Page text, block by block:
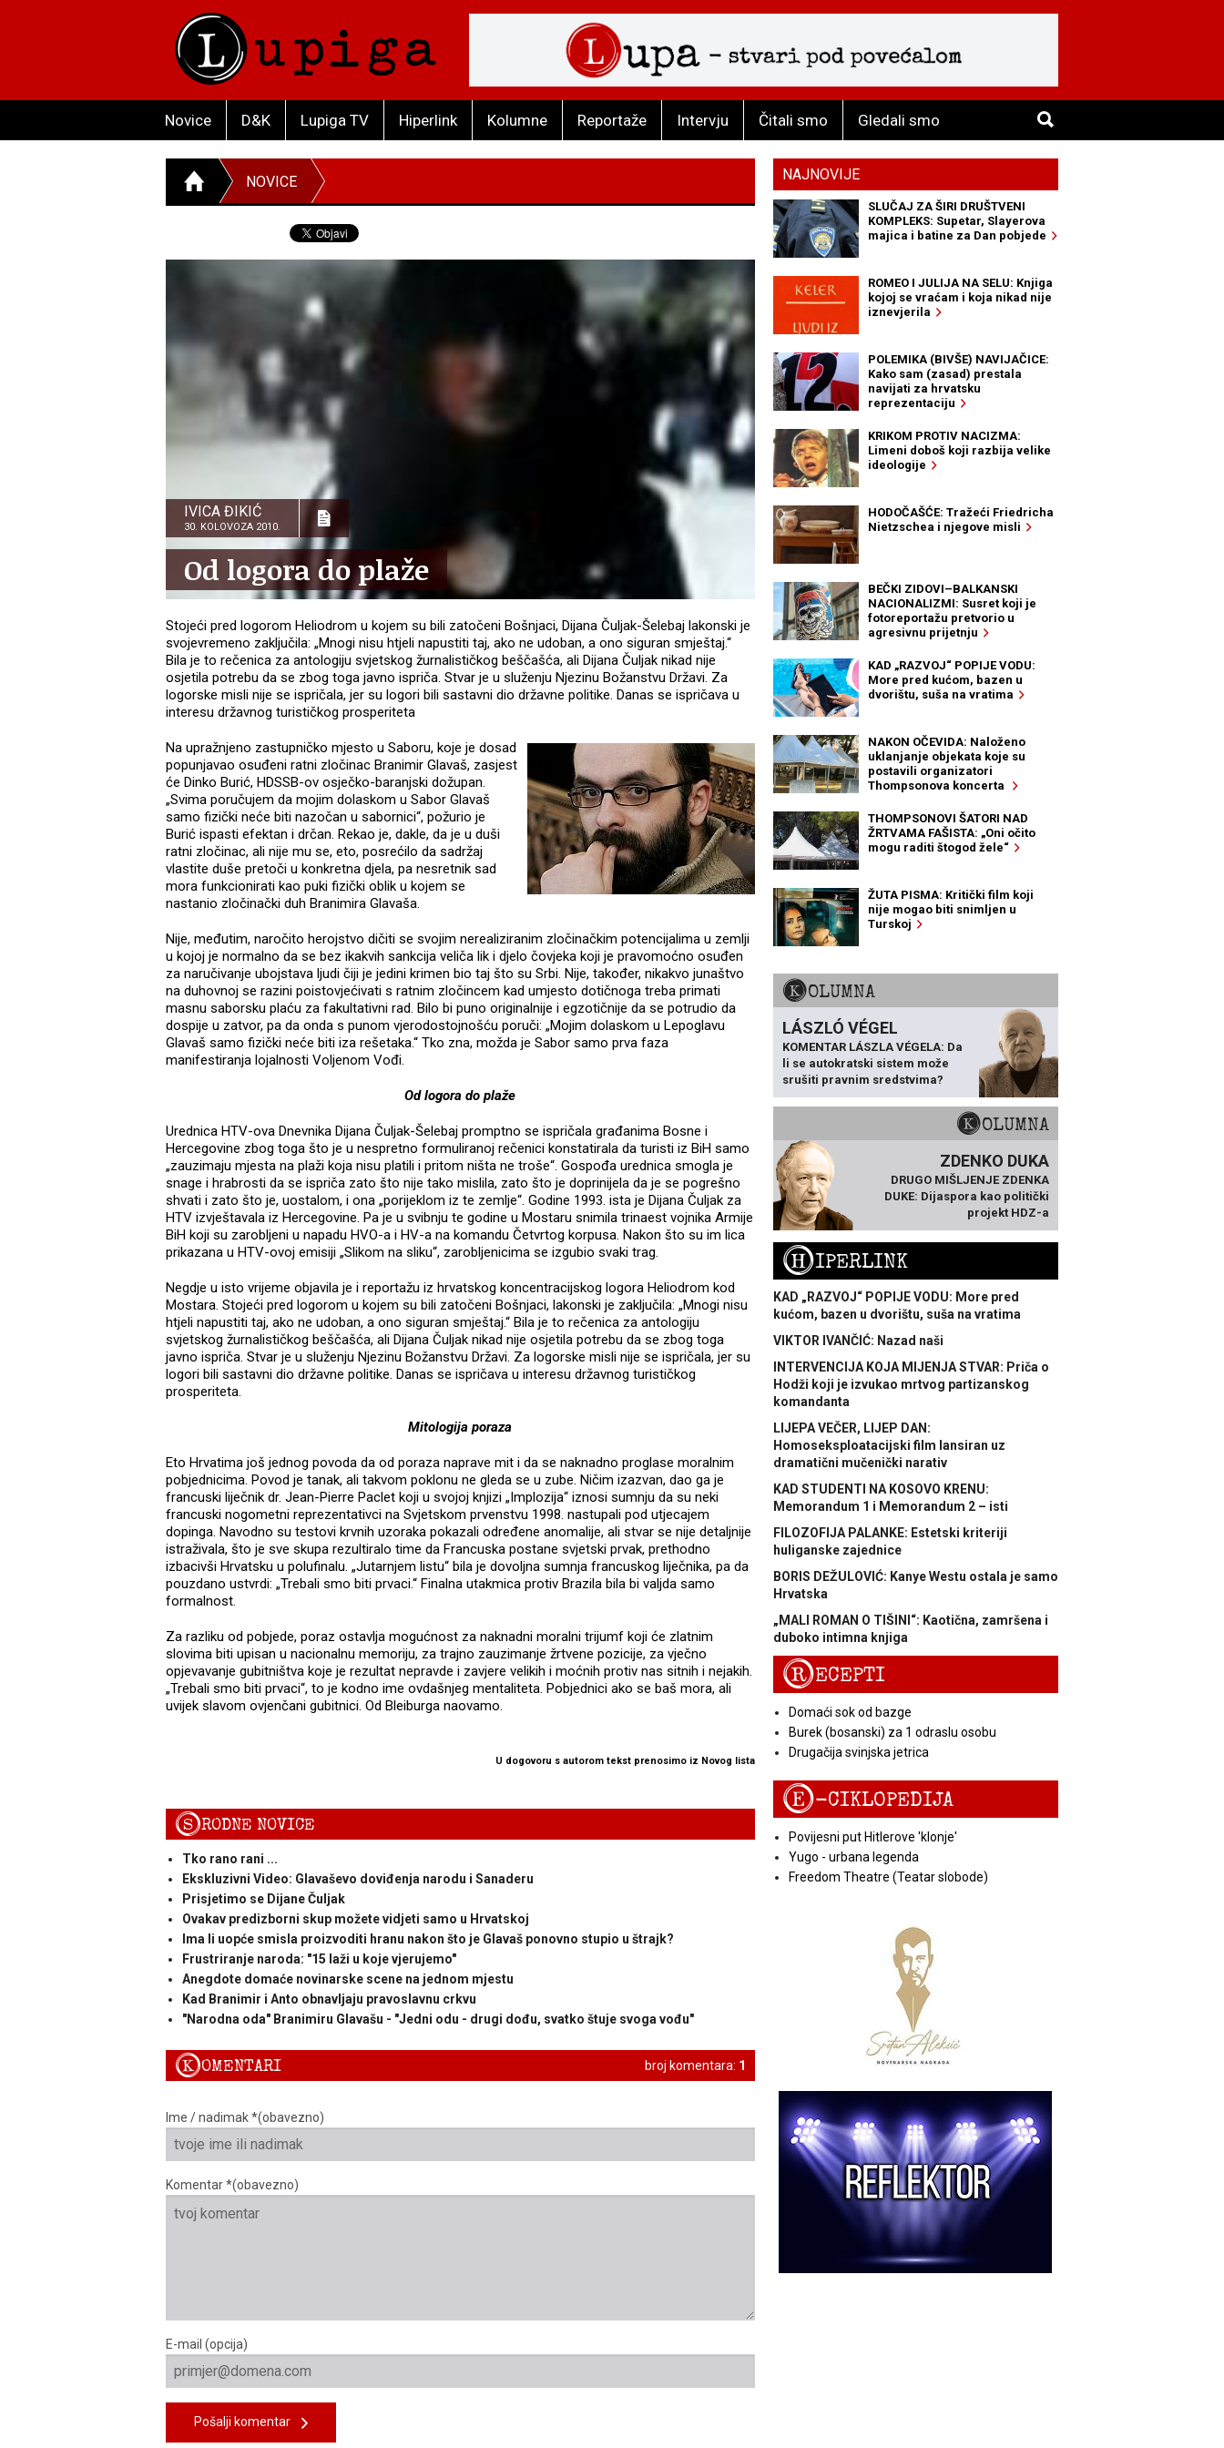
Novice D&K Lupiga TV Hiperlink Kolumne Reportaže Intervju Čitali smo Gledali smo
NOVICE
IVICA ĐIKIĆ
30. KOLOVOZA 2010.
Od logora do plaže
Stojeći pred logorom Heliodrom u kojem su bili zatočeni Bošnjaci, Dijana Čuljak-Šelebaj lakonski je
svojevremeno zaključila: „Mnogi nisu htjeli napustiti taj, ako ne udoban, a ono siguran smještaj.“
Bila je to rečenica za antologiju svjetskog žurnalističkog beščašća, ali Dijana Čuljak nikad nije
osjetila potrebu da se zbog toga javno ispriča. Stvar je u služenju Njezinu Božanstvu Državi. Za
logorske misli nije se ispričala, jer su logori bili sastavni dio državne politike. Danas se ispričava u
interesu državnog turističkog prosperiteta
Na upražnjeno zastupničko mjesto u Saboru, koje je dosad
popunjavao osuđeni ratni zločinac Branimir Glavaš, zasjest
će Dinko Burić, HDSSB-ov osječko-baranjski dožupan.
„Svima poručujem da mojim dolaskom u Sabor Glavaš
samo fizički neće biti nazočan u sabornici“, požurio je
Burić ispasti efektan i drčan. Rekao je, dakle, da je u duši
ratni zločinac, ali nije mu se, eto, posrećilo da sadržaj
vlastite duše pretoči u konkretna djela, pa nesretnik sad
mora funkcionirati kao puki fizički oblik u kojem se
nastanio zločinački duh Branimira Glavaša.
Nije, međutim, naročito herojstvo dičiti se svojim nerealiziranim zločinačkim potencijalima u zemlji
u kojoj je normalno da se bez ikakvih sankcija veliča lik i djelo čovjeka koji je pravomoćno osuđen
za naručivanje ubojstava ljudi čiji je jedini krimen bio taj što su Srbi. Nije, također, nikakvo junaštvo
na duhovnoj se razini poistovjećivati s ratnim zločincem kad umjesto dotičnoga treba primati
masnu saborsku plaću za fakultativni rad. Bilo bi puno originalnije i egzotičnije da se potrudio da
dospije u zatvor, pa da onda s punom vjerodostojnošću poruči: „Mojim dolaskom u Lepoglavu
Glavaš samo fizički neće biti iza rešetaka.“ Tko zna, možda je Sabor samo prva faza
manifestiranja lojalnosti Voljenom Vođi.
Od logora do plaže
Urednica HTV-ova Dnevnika Dijana Čuljak-Šelebaj promptno se ispričala građanima Bosne i
Hercegovine zbog toga što je u nespretno formuliranoj rečenici konstatirala da turisti iz BiH samo
„zauzimaju mjesta na plaži koja nisu platili i pritom ništa ne troše“. Gospođa urednica smogla je
snage i hrabrosti da se ispriča zato što nije tako mislila, zato što je doprinijela da je se pogrešno
shvati i zato što je, uostalom, i ona „porijeklom iz te zemlje“. Godine 1993. ista je Dijana Čuljak za
HTV izvještavala iz Hercegovine. Pa je u svibnju te godine u Mostaru snimila trinaest vojnika Armije
BiH koji su zarobljeni u napadu HVO-a i HV-a na komandu Četvrtog korpusa. Nakon što su im lica
prikazana u HTV-ovoj emisiji „Slikom na sliku“, zarobljenicima se izgubio svaki trag.
Negdje u isto vrijeme objavila je i reportažu iz hrvatskog koncentracijskog logora Heliodrom kod
Mostara. Stojeći pred logorom u kojem su bili zatočeni Bošnjaci, lakonski je zaključila: „Mnogi nisu
htjeli napustiti taj, ako ne udoban, a ono siguran smještaj.“ Bila je to rečenica za antologiju
svjetskog žurnalističkog beščašća, ali Dijana Čuljak nikad nije osjetila potrebu da se zbog toga
javno ispriča. Stvar je u služenju Njezinu Božanstvu Državi. Za logorske misli nije se ispričala, jer su
logori bili sastavni dio državne politike. Danas se ispričava u interesu državnog turističkog
prosperiteta.
Mitologija poraza
Eto Hrvatima još jednog povoda da od poraza naprave mit i da se naknadno proglase moralnim
pobjednicima. Povod je tanak, ali takvom poklonu ne gleda se u zube. Ničim izazvan, dao ga je
francuski liječnik dr. Jean-Pierre Paclet koji u svojoj knjizi „Implozija“ iznosi sumnju da su neki
francuski nogometni reprezentativci na Svjetskom prvenstvu 1998. nastupali pod utjecajem
dopinga. Navodno su testovi krvnih uzoraka pokazali određene anomalije, ali stvar se nije detaljnije
istraživala, što je sve skupa rezultiralo time da Francuska postane svjetski prvak, prethodno
izbacivši Hrvatsku u polufinalu. „Jutarnjem listu“ bila je dovoljna sumnja francuskog liječnika, pa da
pouzdano ustvrdi: „Trebali smo biti prvaci.“ Finalna utakmica protiv Brazila bila bi valjda samo
formalnost.
Za razliku od pobjede, poraz ostavlja mogućnost za naknadni moralni trijumf koji će zlatnim
slovima biti upisan u nacionalnu memoriju, za trajno zauzimanje žrtvene pozicije, za vječno
opjevavanje gubitništva koje je rezultat nepravde i zavjere velikih i moćnih protiv nas sitnih i nejakih.
„Trebali smo biti prvaci“, to je kodno ime ovdašnjeg mentaliteta. Pobjednici ako se baš mora, ali
uvijek slavom ovjenčani gubitnici. Od Bleiburga naovamo.
U dogovoru s autorom tekst prenosimo iz Novog lista
SRODNE NOVICE
Tko rano rani ...
Ekskluzivni Video: Glavaševo doviđenja narodu i Sanaderu
Prisjetimo se Dijane Čuljak
Ovakav predizborni skup možete vidjeti samo u Hrvatskoj
Ima li uopće smisla proizvoditi hranu nakon što je Glavaš ponovno stupio u štrajk?
Frustriranje naroda: "15 laži u koje vjerujemo"
Anegdote domaće novinarske scene na jednom mjestu
Kad Branimir i Anto obnavljaju pravoslavnu crkvu
"Narodna oda" Branimiru Glavašu - "Jedni odu - drugi dođu, svatko štuje svoga vođu"
broj komentara: 1
KOMENTARI
Ime / nadimak *(obavezno)
Komentar *(obavezno)
E-mail (opcija)
Pošalji komentar
NAJNOVIJE
SLUČAJ ZA ŠIRI DRUŠTVENI
KOMPLEKS: Supetar, Slayerova
majica i batine za Dan pobjede
ROMEO I JULIJA NA SELU: Knjiga
kojoj se vraćam i koja nikad nije
iznevjerila
POLEMIKA (BIVŠE) NAVIJAČICE:
Kako sam (zasad) prestala
navijati za hrvatsku
reprezentaciju
KRIKOM PROTIV NACIZMA:
Limeni doboš koji razbija velike
ideologije
HODOČAŠĆE: Tražeći Friedricha
Nietzschea i njegove misli
BEČKI ZIDOVI–BALKANSKI
NACIONALIZMI: Susret koji je
fotoreportažu pretvorio u
agresivnu prijetnju
KAD „RAZVOJ“ POPIJE VODU:
More pred kućom, bazen u
dvorištu, suša na vratima
NAKON OČEVIDA: Naloženo
uklanjanje objekata koje su
postavili organizatori
Thompsonova koncerta
THOMPSONOVI ŠATORI NAD
ŽRTVAMA FAŠISTA: „Oni očito
mogu raditi štogod žele“
ŽUTA PISMA: Kritički film koji
nije mogao biti snimljen u
Turskoj
KOLUMNA
LÁSZLÓ VÉGEL
KOMENTAR LÁSZLA VÉGELA: Da
li se autokratski sistem može
srušiti pravnim sredstvima?
KOLUMNA
ZDENKO DUKA
DRUGO MIŠLJENJE ZDENKA
DUKE: Dijaspora kao politički
projekt HDZ-a
HIPERLINK
KAD „RAZVOJ“ POPIJE VODU: More pred
kućom, bazen u dvorištu, suša na vratima
VIKTOR IVANČIĆ: Nazad naši
INTERVENCIJA KOJA MIJENJA STVAR: Priča o
Hodži koji je izvukao mrtvog partizanskog
komandanta
LIJEPA VEČER, LIJEP DAN:
Homoseksploatacijski film lansiran uz
dramatični mučenički narativ
KAD STUDENTI NA KOSOVO KRENU:
Memorandum 1 i Memorandum 2 – isti
FILOZOFIJA PALANKE: Estetski kriteriji
huliganske zajednice
BORIS DEŽULOVIĆ: Kanye Westu ostala je samo
Hrvatska
„MALI ROMAN O TIŠINI“: Kaotična, zamršena i
duboko intimna knjiga
RECEPTI
Domaći sok od bazge
Burek (bosanski) za 1 odraslu osobu
Drugačija svinjska jetrica
E-CIKLOPEDIJA
Povijesni put Hitlerove 'klonje'
Yugo - urbana legenda
Freedom Theatre (Teatar slobode)